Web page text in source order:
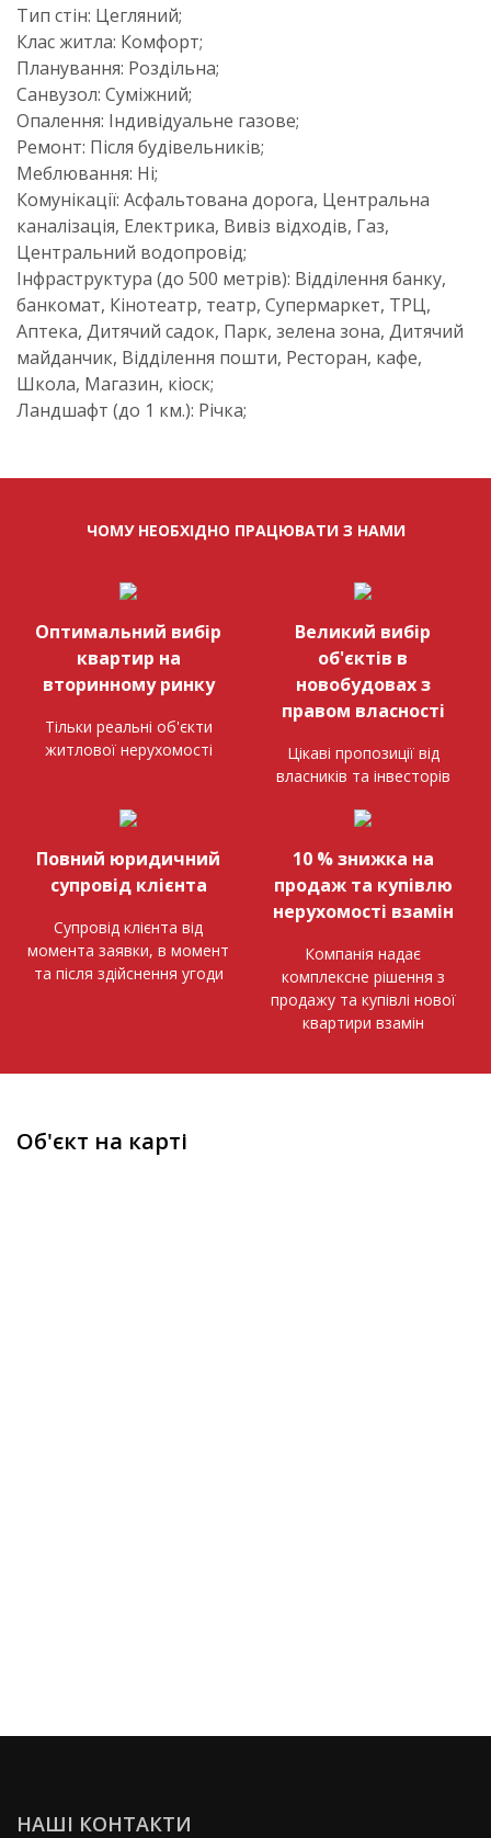
Тип стін: Цегляний;
Клас житла: Комфорт;
Планування: Роздільна;
Cанвузол: Суміжний;
Опалення: Індивідуальне газове;
Ремонт: Після будівельників;
Меблювання: Ні;
Комунікації: Асфальтована дорога, Центральна
каналізація, Електрика, Вивіз відходів, Газ,
Центральний водопровід;
Інфраструктура (до 500 метрів): Відділення банку,
банкомат, Кінотеатр, театр, Супермаркет, ТРЦ,
Аптека, Дитячий садок, Парк, зелена зона, Дитячий
майданчик, Відділення пошти, Ресторан, кафе,
Школа, Магазин, кіоск;
Ландшафт (до 1 км.): Річка;
ЧОМУ НЕОБХІДНО ПРАЦЮВАТИ З НАМИ
Оптимальний вибір
квартир на
вторинному ринку
Тільки реальні об'єкти
житлової нерухомості
Великий вибір
об'єктів в
новобудовах з
правом власності
Цікаві пропозиції від
власників та інвесторів
Повний юридичний
супровід клієнта
Супровід клієнта від
момента заявки, в момент
та після здійснення угоди
10 % знижка на
продаж та купівлю
нерухомості взамін
Компанія надає
комплексне рішення з
продажу та купівлі нової
квартири взамін
Об'єкт на карті
НАШІ КОНТАКТИ